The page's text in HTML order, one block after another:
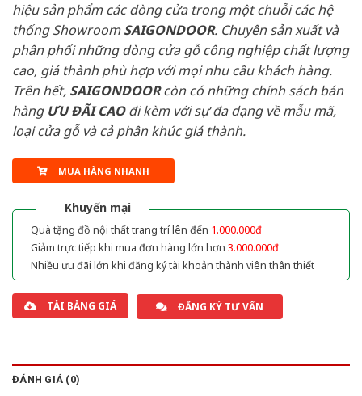
hiệu sản phẩm các dòng cửa trong một chuỗi các hệ
thống ShowroomSAIGONDOOR. Chuyên sản xuất và
phân phối những dòng cửa gỗ công nghiệp chất lượng
cao, giá thành phù hợp với mọi nhu cầu khách hàng.
Trên hết, SAIGONDOORcòn có những chính sách bán
hàng ƯU ĐÃI CAOđi kèm với sự đa dạng về mẫu mã,
loại cửa gỗ và cả phân khúc giá thành.
MUA HÀNG NHANH
Khuyến mại
Quà tặng đồ nội thất trang trí lên đến 1.000.000đ
Giảm trực tiếp khi mua đơn hàng lớn hơn 3.000.000đ
Nhiều ưu đãi lớn khi đăng ký tài khoản thành viên thân thiết
TẢI BẢNG GIÁ ĐĂNG KÝ TƯ VẤN
ĐÁNH GIÁ (0)